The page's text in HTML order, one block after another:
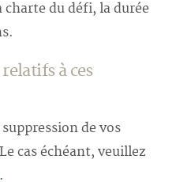
charte du défi, la durée
à ces
de vos
cas échéant, veuillez
.